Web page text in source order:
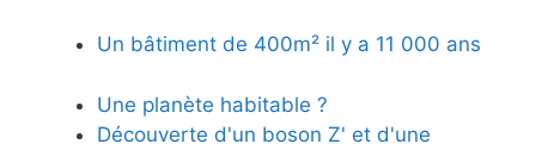
Un bâtiment de 400m² il y a 11 000 ans
Une planète habitable ?
Découverte d'un boson Z' et d'une